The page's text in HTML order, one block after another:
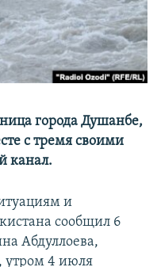
города Душанбе,
с тремя своими
канал.
и
сообщил 6
Абдуллоева,
утром 4 июля